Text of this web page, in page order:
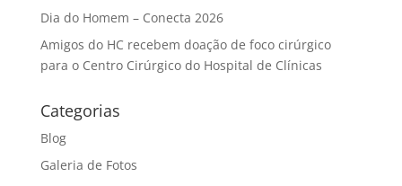
Dia do Homem – Conecta 2026
Amigos do HC recebem doação de foco cirúrgico
para o Centro Cirúrgico do Hospital de Clínicas
Categorias
Blog
Galeria de Fotos